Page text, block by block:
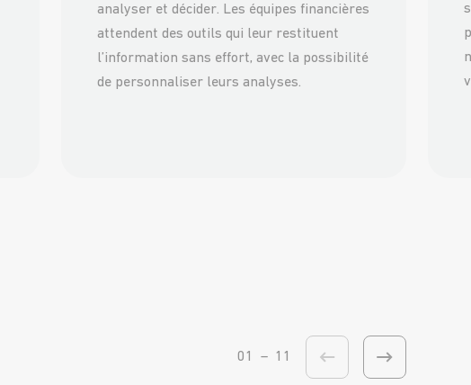
analyser et décider. Les équipes financières
attendent des outils qui leur restituent
l’information sans effort, avec la possibilité
de personnaliser leurs analyses.
01 – 11